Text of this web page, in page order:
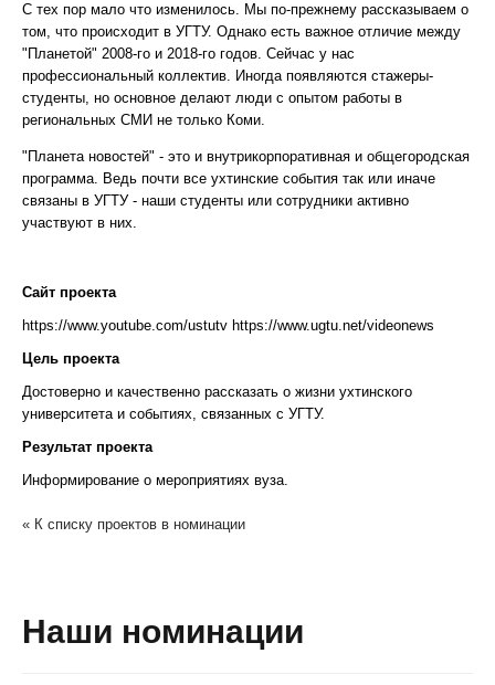
С тех пор мало что изменилось. Мы по-прежнему рассказываем о
том, что происходит в УГТУ. Однако есть важное отличие между
"Планетой" 2008-го и 2018-го годов. Сейчас у нас
профессиональный коллектив. Иногда появляются стажеры-
студенты, но основное делают люди с опытом работы в
региональных СМИ не только Коми.
"Планета новостей" - это и внутрикорпоративная и общегородская
программа. Ведь почти все ухтинские события так или иначе
связаны в УГТУ - наши студенты или сотрудники активно
участвуют в них.
Сайт проекта
https://www.youtube.com/ustutv https://www.ugtu.net/videonews
Цель проекта
Достоверно и качественно рассказать о жизни ухтинского
университета и событиях, связанных с УГТУ.
Результат проекта
Информирование о мероприятиях вуза.
« К списку проектов в номинации
Наши номинации